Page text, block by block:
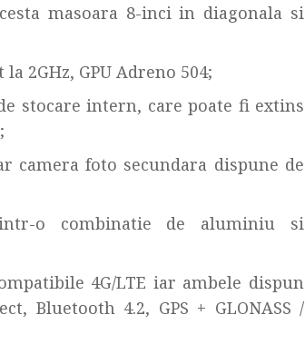
masoara 8-inci in diagonala si
2GHz, GPU Adreno 504;
stocare intern, care poate fi extins
camera foto secundara dispune de
o combinatie de aluminiu si
4G/LTE iar ambele dispun
Bluetooth 4.2, GPS + GLONASS /